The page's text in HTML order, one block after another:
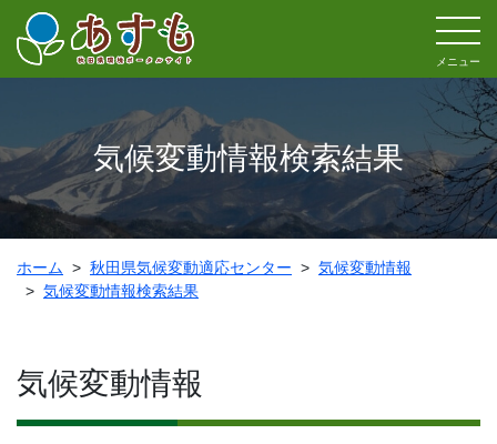
メニュー
気候変動情報検索結果
ホーム 秋田県気候変動適応センター
気候変動情報
気候変動情報検索結果
気候変動情報